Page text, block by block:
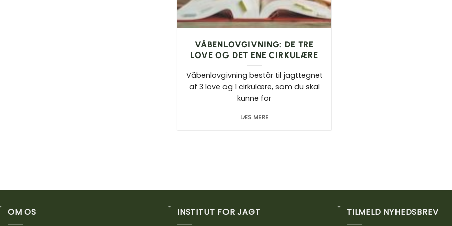
VÅBENLOVGIVNING: DE TRE
LOVE OG DET ENE CIRKULÆRE
Våbenlovgivning består til jagttegnet
af 3 love og 1 cirkulære, som du skal
kunne for
LÆS MERE
OM OS INSTITUT FOR JAGT TILMELD NYHEDSBREV